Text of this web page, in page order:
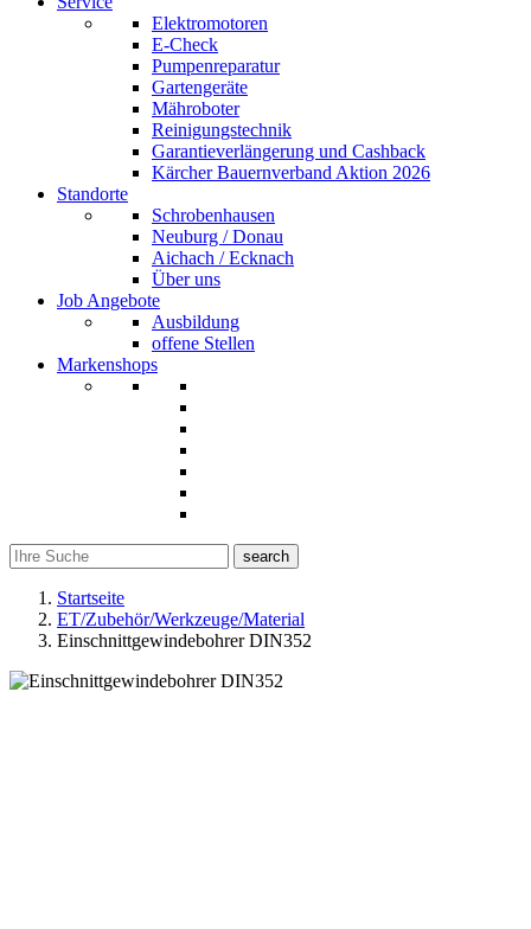
Elektromotoren
E-Check
Pumpenreparatur
Gartengeräte
Mähroboter
Reinigungstechnik
Garantieverlängerung und Cashback
Kärcher Bauernverband Aktion 2026
Standorte
Schrobenhausen
Neuburg / Donau
Aichach / Ecknach
Über uns
Job Angebote
Ausbildung
offene Stellen
Markenshops
search
Startseite
ET/Zubehör/Werkzeuge/Material
Einschnittgewindebohrer DIN352